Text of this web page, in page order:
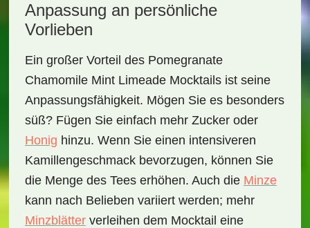
Anpassung an persönliche
Vorlieben
Ein großer Vorteil des Pomegranate
Chamomile Mint Limeade Mocktailsist seine
Anpassungsfähigkeit. Mögen Sie es besonders
süß? Fügen Sie einfach mehr Zucker oder
Honig hinzu. Wenn Sie einen intensiveren
Kamillengeschmack bevorzugen, können Sie
die Menge des Tees erhöhen. Auch die Minze
kann nach Belieben variiert werden; mehr
Minzblätterverleihen dem Mocktail eine